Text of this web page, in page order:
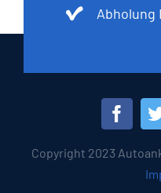
Abholung
Copyright 2023